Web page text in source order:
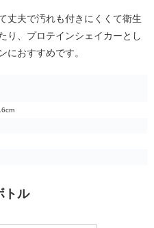
丈夫で汚れも付きにくくて衛生
り、プロテインシェイカーとし
におすすめです。
トル